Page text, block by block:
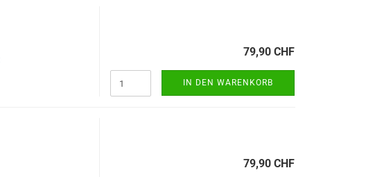
79,90 CHF
IN DEN WARENKORB
79,90 CHF